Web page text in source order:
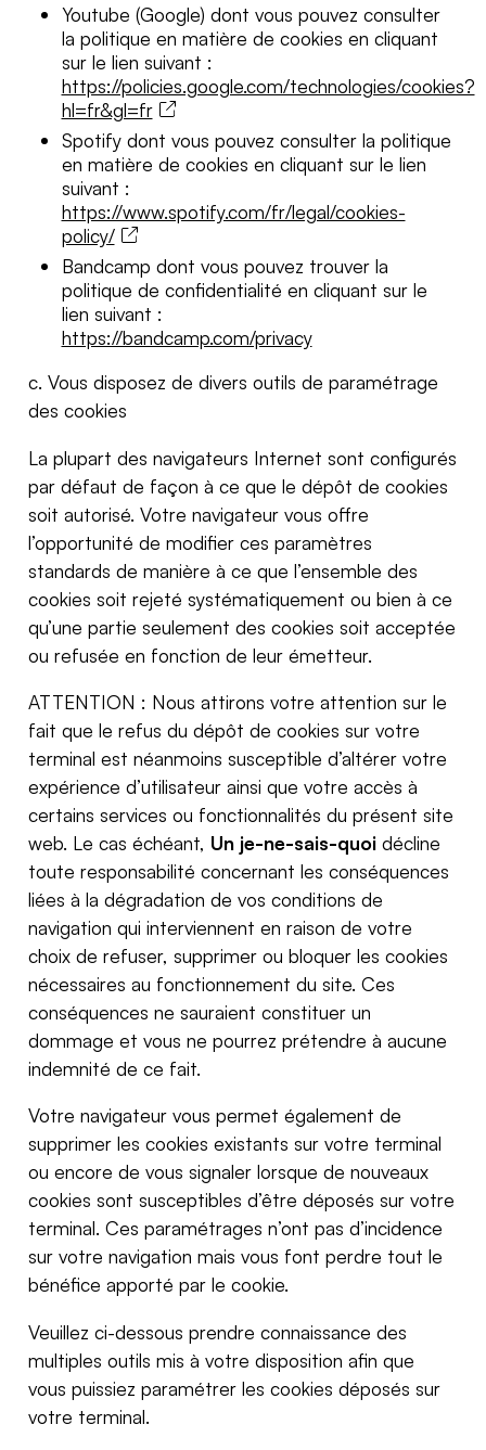
Youtube (Google) dont vous pouvez consulter
la politique en matière de cookies en cliquant
sur le lien suivant :
https://policies.google.com/technologies/cookies?
hl=fr&gl=fr
Spotify dont vous pouvez consulter la politique
en matière de cookies en cliquant sur le lien
suivant :
https://www.spotify.com/fr/legal/cookies-
policy/
Bandcamp dont vous pouvez trouver la
politique de confidentialité en cliquant sur le
lien suivant :
https://bandcamp.com/privacy
c. Vous disposez de divers outils de paramétrage
des cookies
La plupart des navigateurs Internet sont configurés
par défaut de façon à ce que le dépôt de cookies
soit autorisé. Votre navigateur vous offre
l’opportunité de modifier ces paramètres
standards de manière à ce que l’ensemble des
cookies soit rejeté systématiquement ou bien à ce
qu’une partie seulement des cookies soit acceptée
ou refusée en fonction de leur émetteur.
ATTENTION : Nous attirons votre attention sur le
fait que le refus du dépôt de cookies sur votre
terminal est néanmoins susceptible d’altérer votre
expérience d’utilisateur ainsi que votre accès à
certains services ou fonctionnalités du présent site
web. Le cas échéant, Un je-ne-sais-quoi décline
toute responsabilité concernant les conséquences
liées à la dégradation de vos conditions de
navigation qui interviennent en raison de votre
choix de refuser, supprimer ou bloquer les cookies
nécessaires au fonctionnement du site. Ces
conséquences ne sauraient constituer un
dommage et vous ne pourrez prétendre à aucune
indemnité de ce fait.
Votre navigateur vous permet également de
supprimer les cookies existants sur votre terminal
ou encore de vous signaler lorsque de nouveaux
cookies sont susceptibles d’être déposés sur votre
terminal. Ces paramétrages n’ont pas d’incidence
sur votre navigation mais vous font perdre tout le
bénéfice apporté par le cookie.
Veuillez ci-dessous prendre connaissance des
multiples outils mis à votre disposition afin que
vous puissiez paramétrer les cookies déposés sur
votre terminal.